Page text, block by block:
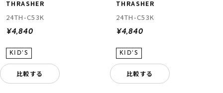
THRASHER
24TH-C53K
¥4,840
比較する
THRASHER
24TH-C53K
¥4,840
比較する